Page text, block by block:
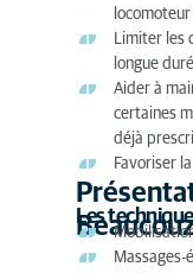
Limiter les
longue
Aider à
certaines
déjà
Favoriser
Les